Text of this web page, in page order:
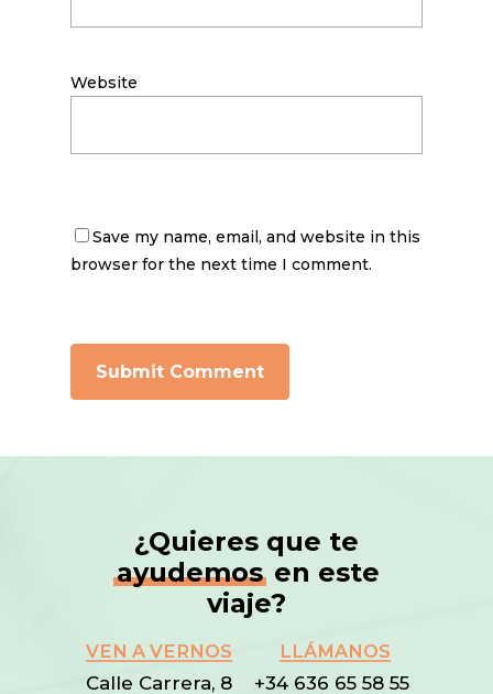
Website
Save my name, email, and website in this
browser for the next time I comment.
¿Quieres que te
ayudemos en este
viaje?
VEN A VERNOS
Calle Carrera, 8
LLÁMANOS
+34 636 65 58 55